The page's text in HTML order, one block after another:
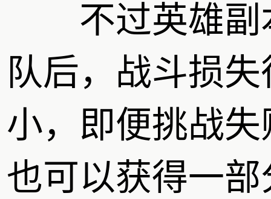
不过英雄副
队后，战斗损失
小，即便挑战失
也可以获得一部